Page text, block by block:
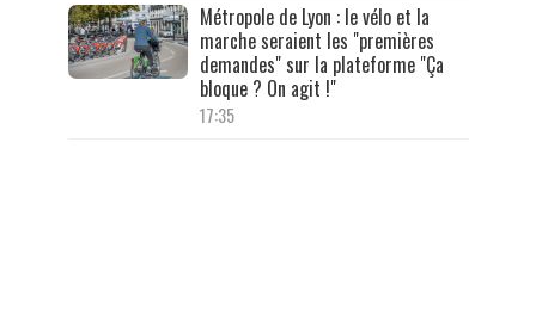
Métropole de Lyon : le vélo et la
marche seraient les "premières
demandes" sur la plateforme "Ça
bloque ? On agit !"
17:35